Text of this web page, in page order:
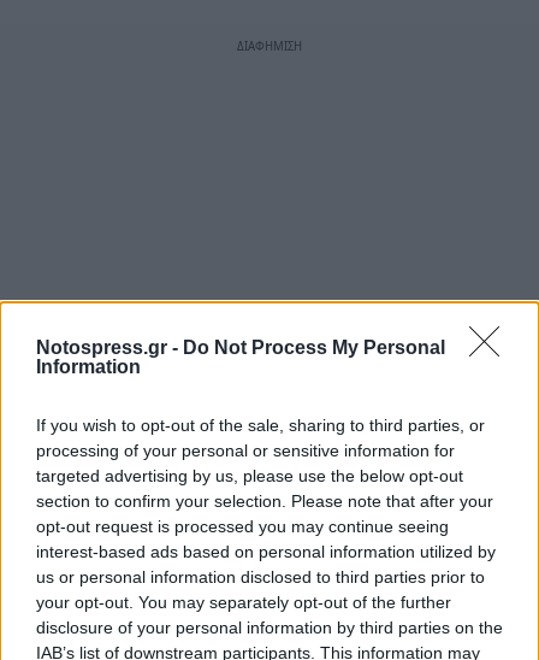
Notospress.gr - Do Not Process My Personal
Information
If you wish to opt-out of the sale, sharing to third parties, or
processing of your personal or sensitive information for
targeted advertising by us, please use the below opt-out
section to confirm your selection. Please note that after your
opt-out request is processed you may continue seeing
interest-based ads based on personal information utilized by
us or personal information disclosed to third parties prior to
your opt-out. You may separately opt-out of the further
disclosure of your personal information by third parties on the
IAB’s list of downstream participants. This information may